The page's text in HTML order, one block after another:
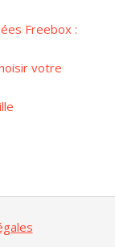
Freebox :
votre